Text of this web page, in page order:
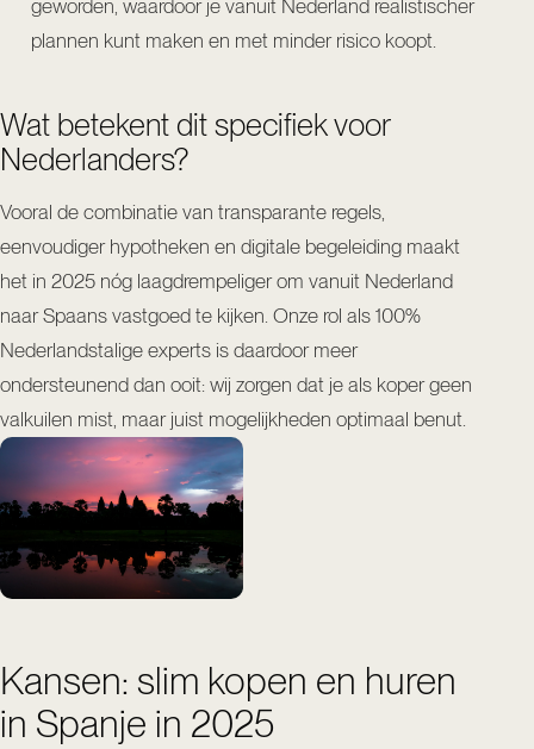
geworden, waardoor je vanuit Nederland realistischer
plannen kunt maken en met minder risico koopt.
Wat betekent dit specifiek voor
Nederlanders?
Vooral de combinatie van transparante regels,
eenvoudiger hypotheken en digitale begeleiding maakt
het in 2025 nóg laagdrempeliger om vanuit Nederland
naar Spaans vastgoed te kijken. Onze rol als 100%
Nederlandstalige experts is daardoor meer
ondersteunend dan ooit: wij zorgen dat je als koper geen
valkuilen mist, maar juist mogelijkheden optimaal benut.
Kansen: slim kopen en huren
in Spanje in 2025